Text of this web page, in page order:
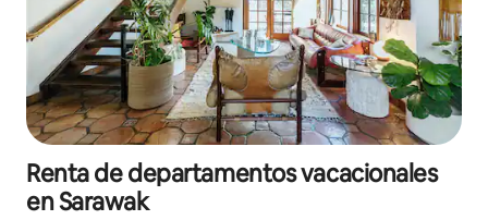
Renta de departamentos vacacionales
en Sarawak